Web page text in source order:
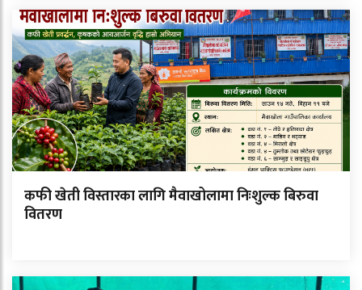
कफी खेती विस्तारका लागि मैवाखोलामा निःशुल्क बिरुवा
वितरण